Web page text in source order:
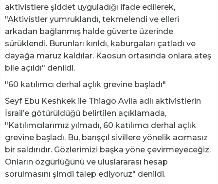
aktivistlere şiddet uyguladığı ifade edilerek,
"Aktivistler yumruklandı, tekmelendi ve elleri
arkadan bağlanmış halde güverte üzerinde
sürüklendi. Burunları kırıldı, kaburgaları çatladı ve
dayağa maruz kaldılar. Kaosun ortasında onlara ateş
bile açıldı" denildi.
"60 katılımcı derhal açlık grevine başladı"
Seyf Ebu Keshkek ile Thiago Avila adlı aktivistlerin
İsrail’e götürüldüğü belirtilen açıklamada,
"Katılımcılarımız yılmadı, 60 katılımcı derhal açlık
grevine başladı. Bu, barışçıl sivillere yönelik acımasız
bir saldırıdır. Gözlerimizi başka yöne çevirmeyeceğiz.
Onların özgürlüğünü ve uluslararası hesap
sorulmasını şimdi talep ediyoruz" denildi.